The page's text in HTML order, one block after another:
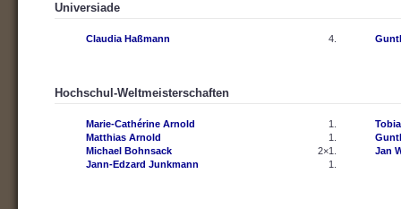
Universiade
Claudia Haßmann 4.
Hochschul-Weltmeisterschaften
Marie-Cathérine Arnold
1.
Matthias Arnold
1.
Michael Bohnsack
2×1.
Jann-Edzard Junkmann
1.
Jan